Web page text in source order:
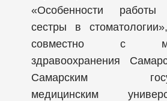
«Особенности работы
сестры в
совместно с
здравоохранения
Самарским
медицинским